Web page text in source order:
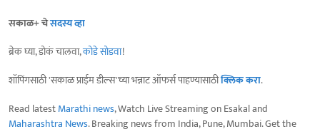
सकाळ+ चेसदस्य व्हा
ब्रेक घ्या, डोकं चालवा,कोडे सोडवा!
शॉपिंगसाठी 'सकाळ प्राईम डील्स'च्या भन्नाट ऑफर्स पाहण्यासाठीक्लिक करा.
Read latestMarathi news, Watch Live Streaming on Esakal and
Maharashtra News. Breaking news from India, Pune, Mumbai. Get the